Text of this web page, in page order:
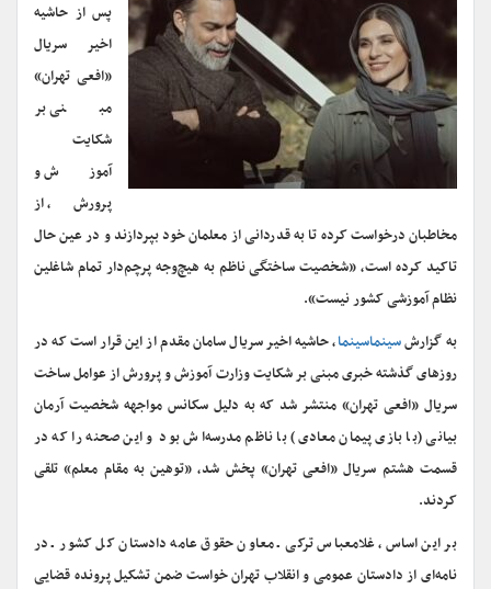
پس از حاشیه
اخیر سریال
«افعی تهران»
مبنی بر
شکایت
آموزش و
پرورش، از
مخاطبان درخواست کرده تا به قدردانی از معلمان خود بپردازند و در عین حال
تاکید کرده است، «شخصیت ساختگی ناظم به هیچ‌وجه پرچم‌دار تمام شاغلین
نظام آموزشی کشور نیست».
به گزارشسینماسینما، حاشیه اخیر سریال سامان مقدم از این قرار است که در
روزهای گذشته خبری مبنی بر شکایت وزارت آموزش و پرورش از عوامل ساخت
سریال «افعی تهران» منتشر شد که به دلیل سکانس مواجهه شخصیت آرمان
بیانی (با بازی پیمان معادی) با ناظم مدرسه‌اش بود و این صحنه را که در
قسمت هشتم سریال «افعی تهران» پخش شد، «توهین به مقام معلم» تلقی
کردند.
بر این اساس، غلامعباس ترکی ـ معاون حقوق عامه دادستان کل کشور ـ در
نامه‌ای از دادستان عمومی و انقلاب تهران خواست ضمن تشکیل پرونده قضایی